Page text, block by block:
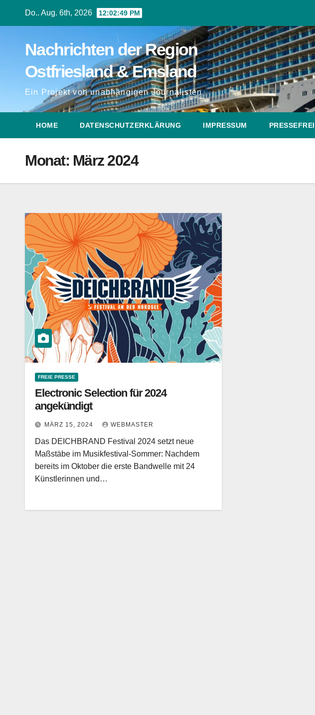
Do.. Aug. 6th, 2026 12:02:50 PM
Nachrichten der Region
Ostfriesland & Emsland
Ein Projekt von unabhängigen Journalisten
HOME DATENSCHUTZERKLÄRUNG IMPRESSUM
Monat: März 2024
FREIE PRESSE
Electronic Selection für 2024
angekündigt
MÄRZ 15, 2024 WEBMASTER
Das DEICHBRAND Festival 2024 setzt neue
Maßstäbe im Musikfestival-Sommer: Nachdem
bereits im Oktober die erste Bandwelle mit 24
Künstlerinnen und…